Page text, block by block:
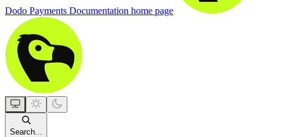
Dodo Payments Documentation home page
Search...